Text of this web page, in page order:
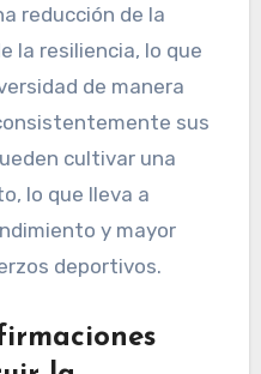
reducción de la
la resiliencia, lo que
de manera
sus
cultivar una
lo que lleva a
y mayor
deportivos.